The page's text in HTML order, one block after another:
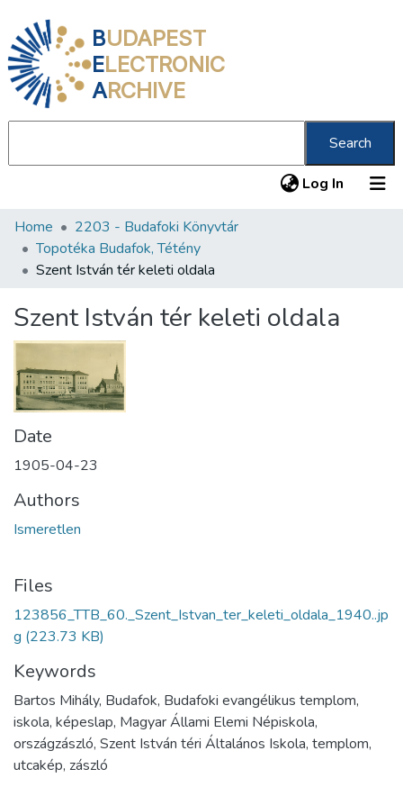
BUDAPEST
ELECTRONIC
ARCHIVE
Search
Log In (current)
Communities & Collections
All of DSpace
About us
Home
2203 - Budafoki Könyvtár
Topotéka Budafok, Tétény
Szent István tér keleti oldala
Szent István tér keleti oldala
Date
1905-04-23
Authors
Ismeretlen
Files
123856_TTB_60._Szent_Istvan_ter_keleti_oldala_1940..jp
g (223.73 KB)
Keywords
Bartos Mihály, Budafok, Budafoki evangélikus templom,
iskola, képeslap, Magyar Állami Elemi Népiskola,
országzászló, Szent István téri Általános Iskola, templom,
utcakép, zászló